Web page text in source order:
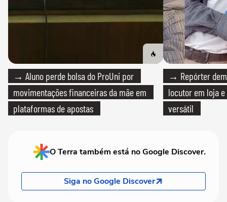
→ Aluno perde bolsa do ProUni por
movimentações financeiras da mãe em
plataformas de apostas
→ Repórter
locutor em loja
versátil
O Terra também está no Google Discover.
Siga no Google Discover